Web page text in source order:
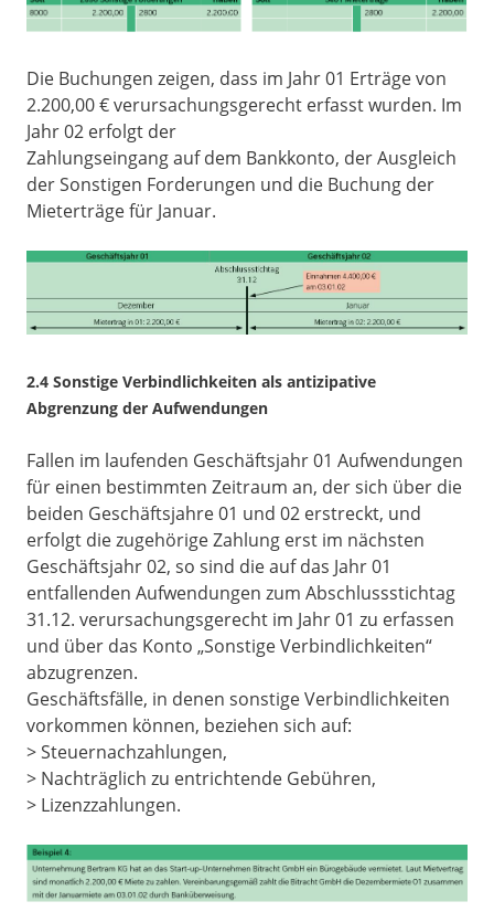
Die Buchungen zeigen, dass im Jahr 01 Erträge von
2.200,00 € verursachungsgerecht erfasst wurden. Im
Jahr 02 erfolgt der
Zahlungseingang auf dem Bankkonto, der Ausgleich
der Sonstigen Forderungen und die Buchung der
Mieterträge für Januar.
2.4 Sonstige Verbindlichkeiten als antizipative
Abgrenzung der Aufwendungen
Fallen im laufenden Geschäftsjahr 01 Aufwendungen
für einen bestimmten Zeitraum an, der sich über die
beiden Geschäftsjahre 01 und 02 erstreckt, und
erfolgt die zugehörige Zahlung erst im nächsten
Geschäftsjahr 02, so sind die auf das Jahr 01
entfallenden Aufwendungen zum Abschlussstichtag
31.12. verursachungsgerecht im Jahr 01 zu erfassen
und über das Konto „Sonstige Verbindlichkeiten“
abzugrenzen.
Geschäftsfälle, in denen sonstige Verbindlichkeiten
vorkommen können, beziehen sich auf:
> Steuernachzahlungen,
> Nachträglich zu entrichtende Gebühren,
> Lizenzzahlungen.